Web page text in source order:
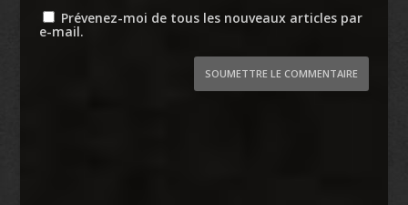
Prévenez-moi de tous les nouveaux articles par
e-mail.
SOUMETTRE LE COMMENTAIRE